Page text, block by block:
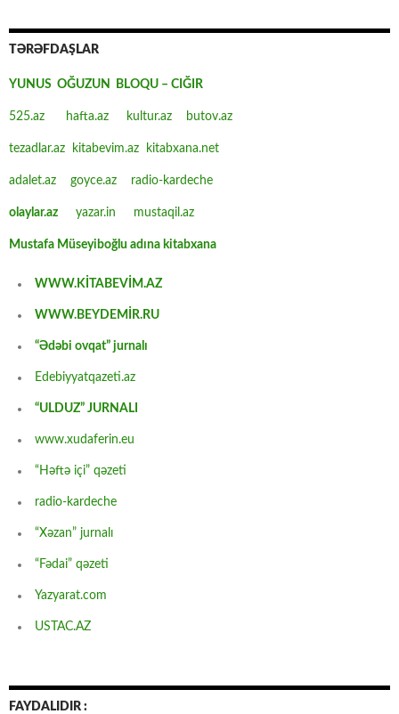
TƏRƏFDAŞLAR
YUNUS OĞUZUN BLOQU – CIĞIR
525.az hafta.az kultur.az butov.az
tezadlar.az kitabevim.az kitabxana.net
adalet.az goyce.az radio-kardeche
olaylar.az yazar.in mustaqil.az
Mustafa Müseyiboğlu adına kitabxana
WWW.KİTABEVİM.AZ
WWW.BEYDEMİR.RU
“Ədəbi ovqat” jurnalı
Edebiyyatqazeti.az
“ULDUZ” JURNALI
www.xudaferin.eu
“Həftə içi” qəzeti
radio-kardeche
“Xəzan” jurnalı
“Fədai” qəzeti
Yazyarat.com
USTAC.AZ
FAYDALIDIR :